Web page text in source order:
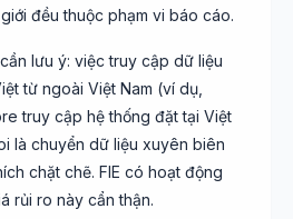
đều thuộc phạm vi báo cáo.
lưu ý: việc truy cập dữ liệu
từ ngoài Việt Nam (ví dụ,
truy cập hệ thống đặt tại Việt
là chuyển dữ liệu xuyên biên
chặt chẽ. FIE có hoạt động
rủi ro này cẩn thận.